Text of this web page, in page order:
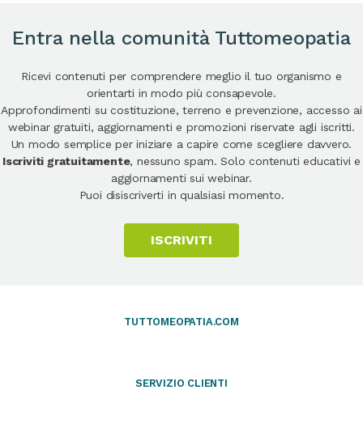
Entra nella comunità Tuttomeopatia
Ricevi contenuti per comprendere meglio il tuo organismo e
orientarti in modo più consapevole.
Approfondimenti su costituzione, terreno e prevenzione, accesso ai
webinar gratuiti, aggiornamenti e promozioni riservate agli iscritti.
Un modo semplice per iniziare a capire come scegliere davvero.
Iscriviti gratuitamente, nessuno spam. Solo contenuti educativi e
aggiornamenti sui webinar.
Puoi disiscriverti in qualsiasi momento.
ISCRIVITI
TUTTOMEOPATIA.COM
SERVIZIO CLIENTI